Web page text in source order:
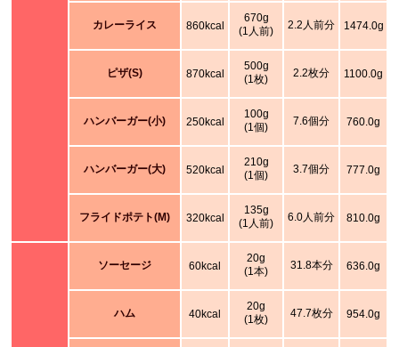
カレーライス 860kcal
670g
(1人前)
2.2人前分 1474.0g
ピザ(S) 870kcal
500g
(1枚)
2.2枚分 1100.0g
ハンバーガー(小) 250kcal
100g
(1個)
7.6個分 760.0g
ハンバーガー(大) 520kcal
210g
(1個)
3.7個分 777.0g
フライドポテト(M) 320kcal
135g
(1人前)
6.0人前分 810.0g
ソーセージ 60kcal
20g
(1本)
31.8本分 636.0g
ハム 40kcal
20g
(1枚)
47.7枚分 954.0g